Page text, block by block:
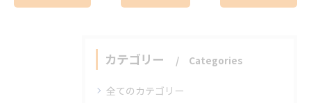
カテゴリー Categories
全てのカテゴリー